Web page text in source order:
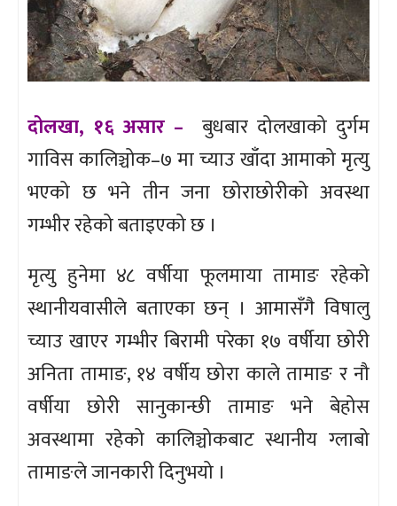
दोलखा, १६ असार – बुधबार दोलखाको दुर्गम
गाविस कालिञ्चोक–७ मा च्याउ खाँदा आमाको मृत्यु
भएको छ भने तीन जना छोराछोरीको अवस्था
गम्भीर रहेको बताइएको छ ।
मृत्यु हुनेमा ४८ वर्षीया फूलमाया तामाङ रहेको
स्थानीयवासीले बताएका छन् । आमासँगै विषालु
च्याउ खाएर गम्भीर बिरामी परेका १७ वर्षीया छोरी
अनिता तामाङ, १४ वर्षीय छोरा काले तामाङ र नौ
वर्षीया छोरी सानुकान्छी तामाङ भने बेहोस
अवस्थामा रहेको कालिञ्चोकबाट स्थानीय ग्लाबो
तामाङले जानकारी दिनुभयो ।